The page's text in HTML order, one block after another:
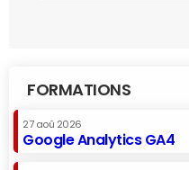
FORMATIONS
27 aoû 2026
Google Analytics GA4